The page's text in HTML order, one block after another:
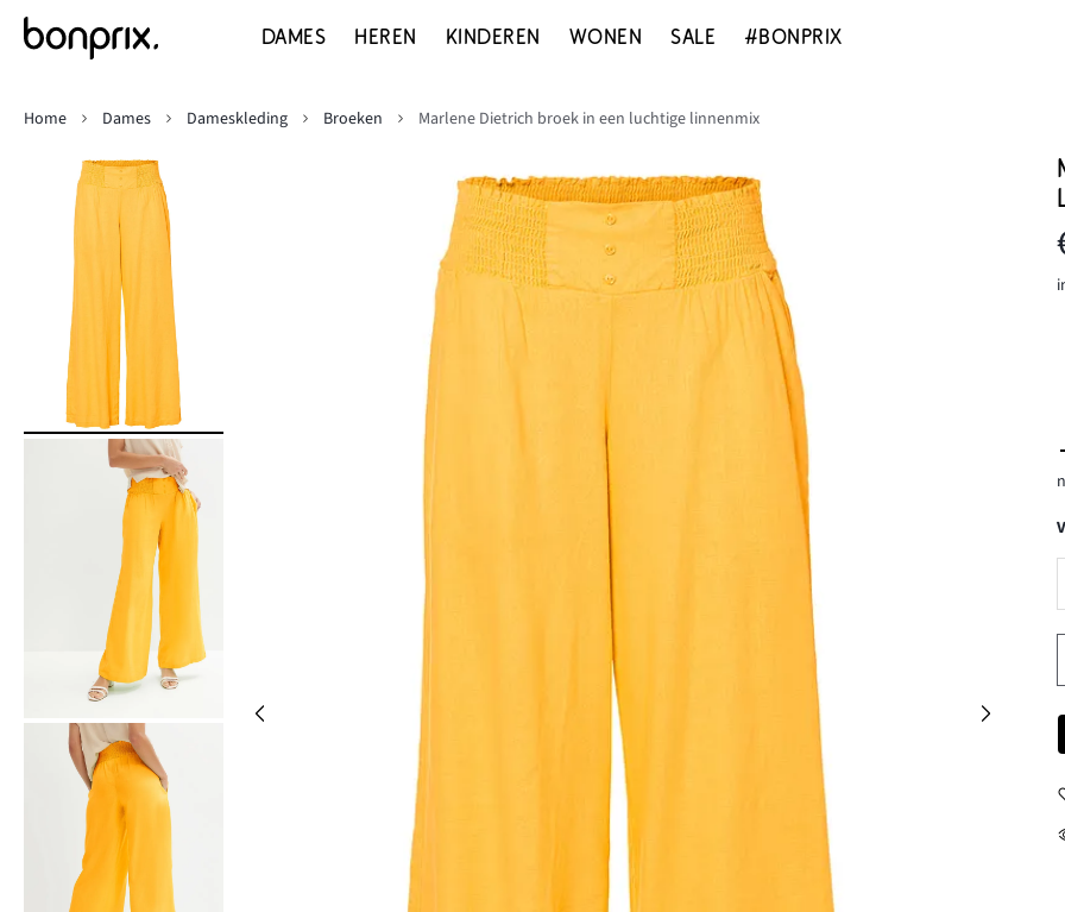
DAMES HEREN KINDEREN WONEN SALE #BONPRIX
Home
Dames Dameskleding Broeken Marlene Dietrich broek in een luchtige linnenmix